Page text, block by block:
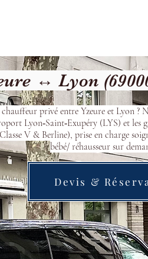
↔ Lyon
chauffeur privé entre Yzeure et Lyon ?
Lyon‑Saint‑Exupéry (LYS) et
V & Berline), prise en charge
bébé/ réhausseur sur
Devis &